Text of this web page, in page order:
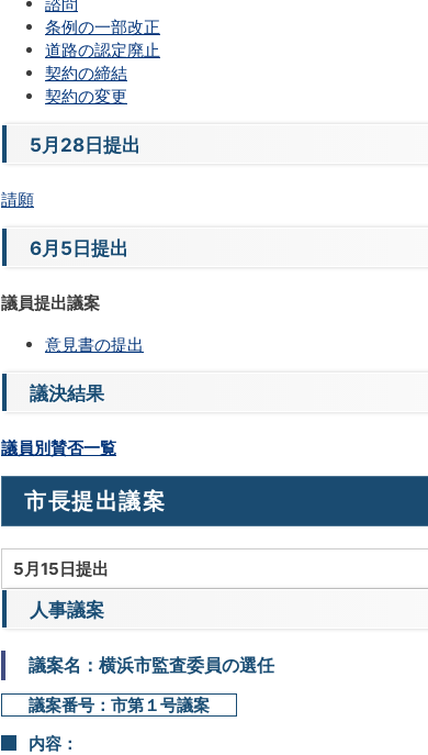
条例の一部改正
道路の認定廃止
契約の締結
契約の変更
5月28日提出
請願
6月5日提出
議員提出議案
意見書の提出
議決結果
議員別賛否一覧
市長提出議案
5月15日提出
人事議案
議案名：横浜市監査委員の選任
議案番号：市第１号議案
内容：